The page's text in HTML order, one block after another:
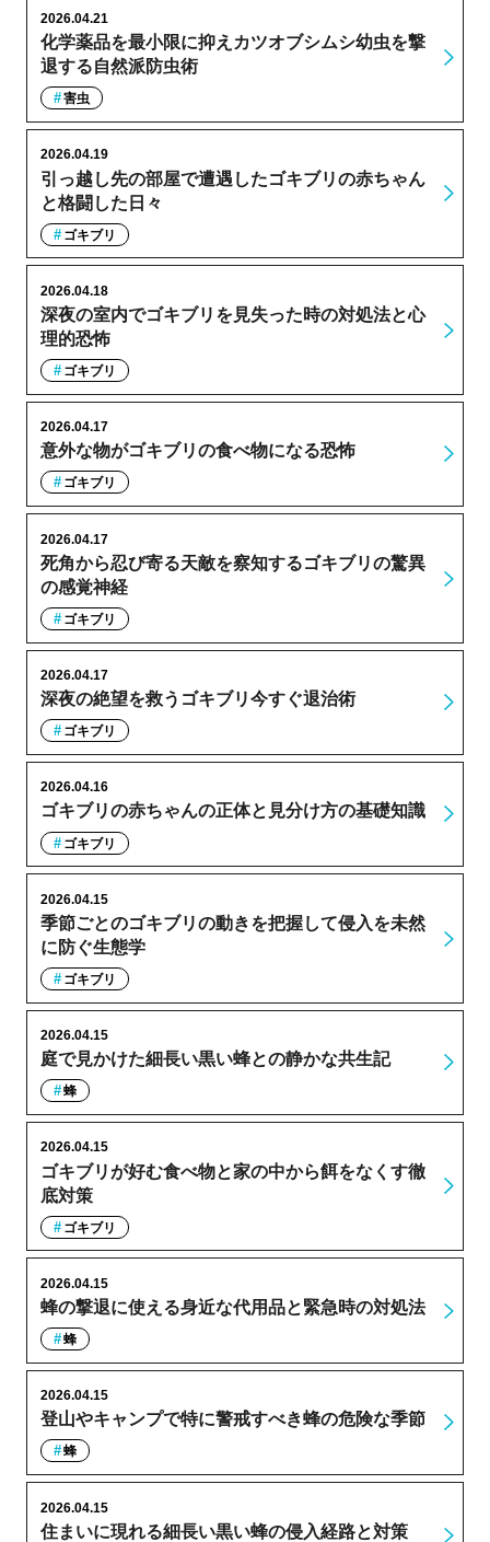
化学薬品を最小限に抑えカツオブシムシ幼虫を撃
退する自然派防虫術
2026.04.21
害虫
引っ越し先の部屋で遭遇したゴキブリの赤ちゃん
と格闘した日々
2026.04.19
ゴキブリ
深夜の室内でゴキブリを見失った時の対処法と心
理的恐怖
2026.04.18
ゴキブリ
意外な物がゴキブリの食べ物になる恐怖
2026.04.17
ゴキブリ
死角から忍び寄る天敵を察知するゴキブリの驚異
の感覚神経
2026.04.17
ゴキブリ
深夜の絶望を救うゴキブリ今すぐ退治術
2026.04.17
ゴキブリ
ゴキブリの赤ちゃんの正体と見分け方の基礎知識
2026.04.16
ゴキブリ
季節ごとのゴキブリの動きを把握して侵入を未然
に防ぐ生態学
2026.04.15
ゴキブリ
庭で見かけた細長い黒い蜂との静かな共生記
2026.04.15
蜂
ゴキブリが好む食べ物と家の中から餌をなくす徹
底対策
2026.04.15
ゴキブリ
蜂の撃退に使える身近な代用品と緊急時の対処法
2026.04.15
蜂
登山やキャンプで特に警戒すべき蜂の危険な季節
2026.04.15
蜂
住まいに現れる細長い黒い蜂の侵入経路と対策
2026.04.15